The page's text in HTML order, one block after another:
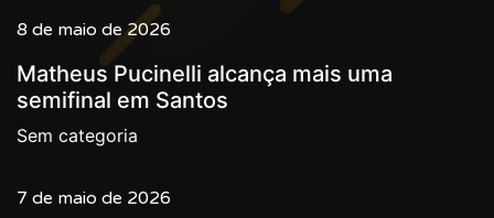
8 de maio de 2026
Matheus Pucinelli alcança mais uma
semifinal em Santos
Sem categoria
7 de maio de 2026